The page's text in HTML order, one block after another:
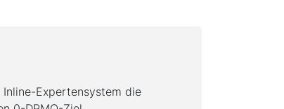
Expertensystem die